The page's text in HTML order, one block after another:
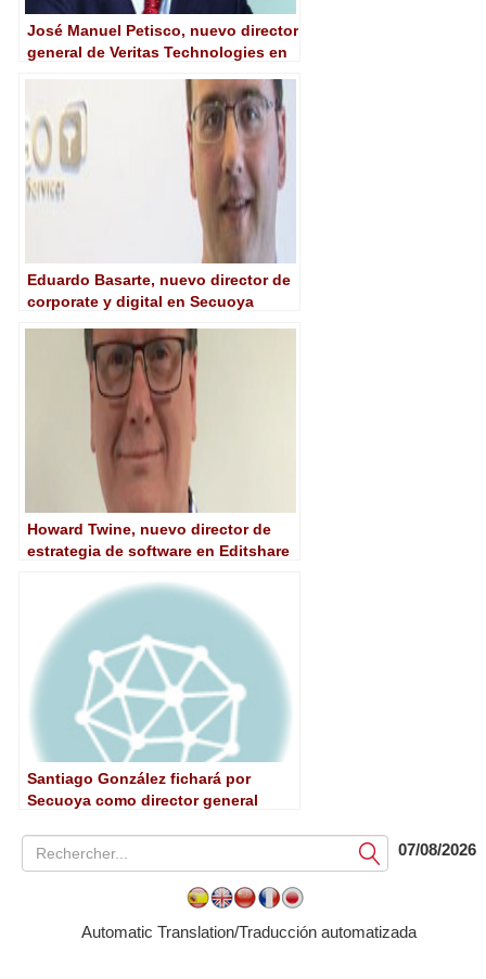
José Manuel Petisco, nuevo director
general de Veritas Technologies en
Eduardo Basarte, nuevo director de
corporate y digital en Secuoya
Howard Twine, nuevo director de
estrategia de software en Editshare
Santiago González fichará por
Secuoya como director general
Soumettre07/08/2026
Automatic Translation/Traducción automatizada